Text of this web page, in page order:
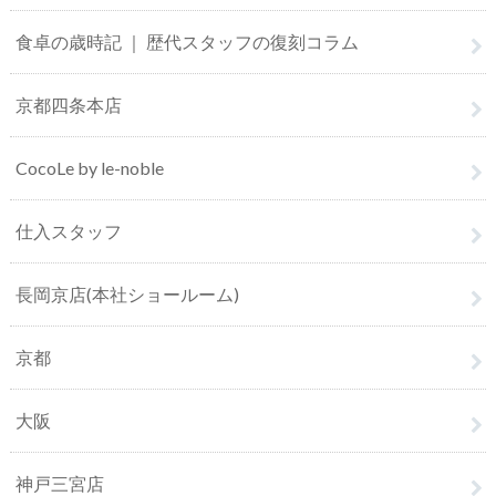
食卓の歳時記 ｜ 歴代スタッフの復刻コラム
京都四条本店
CocoLe by le-noble
仕入スタッフ
長岡京店(本社ショールーム)
京都
大阪
神戸三宮店